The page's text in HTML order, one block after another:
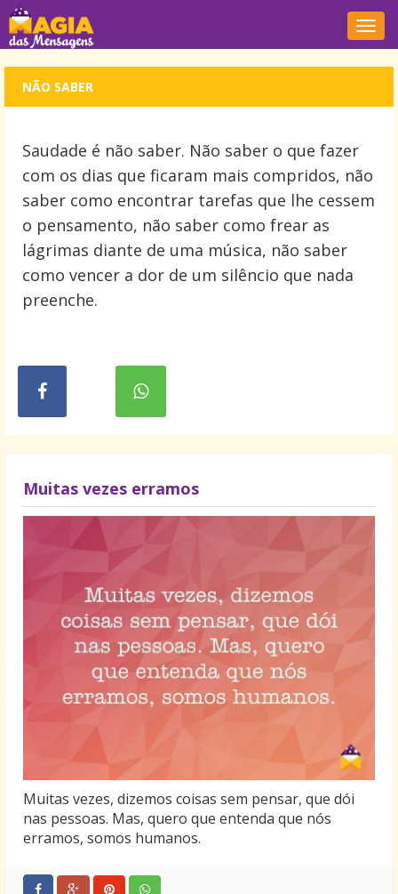
NÃO SABER
Saudade é não saber. Não saber o que fazer
com os dias que ficaram mais compridos, não
saber como encontrar tarefas que lhe cessem
o pensamento, não saber como frear as
lágrimas diante de uma música, não saber
como vencer a dor de um silêncio que nada
preenche.
Muitas vezes erramos
Muitas vezes, dizemos coisas sem pensar, que dói
nas pessoas. Mas, quero que entenda que nós
erramos, somos humanos.